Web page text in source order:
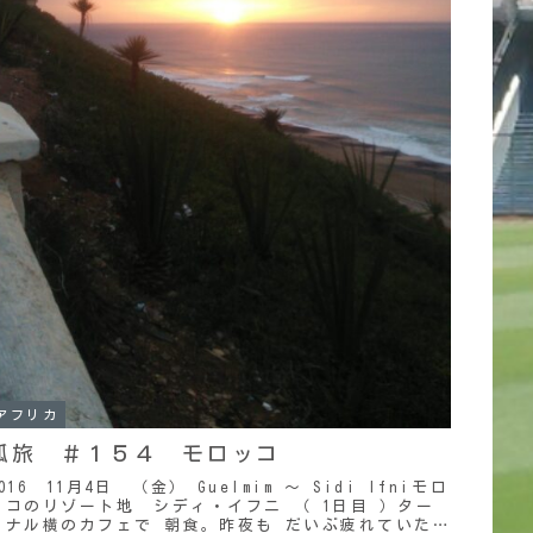
フリカ
旅 ＃１５４ モロッコ
11月4日 （金） Guelmim ～ Sidi Ifniモロ
コのリゾート地 シディ・イフニ （ 1日目 ）ター
ナル横のカフェで 朝食。昨夜も だいぶ疲れていた